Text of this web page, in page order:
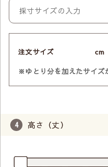
注文サイズ cm
※ゆとり分を加えたサイズ
高さ（丈）